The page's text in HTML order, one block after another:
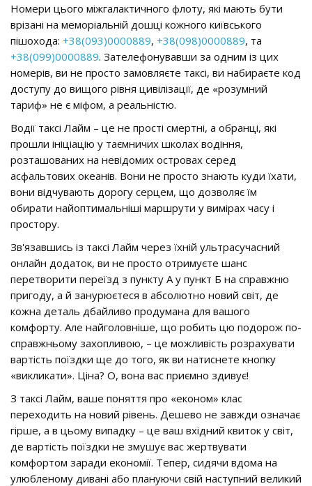
Номери цього міжгалактичного флоту, які мають бути
врізані на меморіальній дошці кожного київського
пішохода: +38(093)0000889, +38(098)0000889, та
+38(099)0000889. Зателефонувавши за одним із цих
номерів, ви не просто замовляєте таксі, ви набираєте код
доступу до вищого рівня цивілізації, де «розумний
тариф» не є міфом, а реальністю.
Водії таксі Лайм – це не прості смертні, а обранці, які
прошли ініціацію у таємничих школах водіння,
розташованих на невідомих островах серед
асфальтових океанів. Вони не просто знають куди їхати,
вони відчувають дорогу серцем, що дозволяє їм
обирати найоптимальніші маршрути у вимірах часу і
простору.
Зв'язавшись із таксі Лайм через їхній ультрасучасний
онлайн додаток, ви не просто отримуєте шанс
перетворити переїзд з пункту А у пункт Б на справжню
пригоду, а й занурюєтеся в абсолютно новий світ, де
кожна деталь дбайливо продумана для вашого
комфорту. Але найголовніше, що робить цю подорож по-
справжньому захопливою, – це можливість розрахувати
вартість поїздки ще до того, як ви натиснете кнопку
«викликати». Ціна? О, вона вас приємно здивує!
З таксі Лайм, ваше поняття про «економ» клас
переходить на новий рівень. Дешево не завжди означає
гірше, а в цьому випадку – це ваш вхідний квиток у світ,
де вартість поїздки не змушує вас жертвувати
комфортом заради економії. Тепер, сидячи вдома на
улюбленому дивані або плануючи свій наступний великий